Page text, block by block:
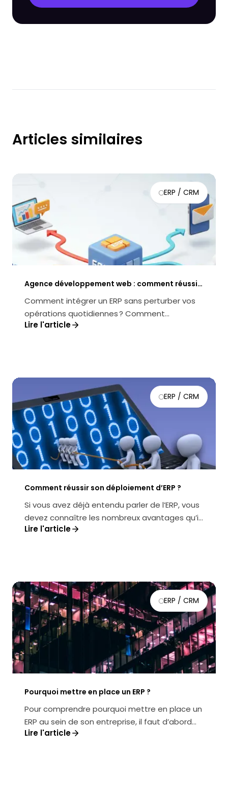
Articles similaires
ERP / CRM
Agence développement web : comment réussir
l’intégration d’un ERP à vos outils digitaux
Comment intégrer un ERP sans perturber vos
opérations quotidiennes ? Comment
maximiser le retour sur investissement tout...
Lire l'article
ERP / CRM
Comment réussir son déploiement d’ERP ?
Si vous avez déjà entendu parler de l’ERP, vous
devez connaître les nombreux avantages qu’il
apporte : entre optimisatio...
Lire l'article
ERP / CRM
Pourquoi mettre en place un ERP ?
Pour comprendre pourquoi mettre en place un
ERP au sein de son entreprise, il faut d’abord
connaître ses composants prin...
Lire l'article